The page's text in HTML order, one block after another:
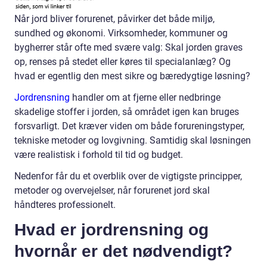
Når jord bliver forurenet, påvirker det både miljø,
sundhed og økonomi. Virksomheder, kommuner og
bygherrer står ofte med svære valg: Skal jorden graves
op, renses på stedet eller køres til specialanlæg? Og
hvad er egentlig den mest sikre og bæredygtige løsning?
Jordrensning handler om at fjerne eller nedbringe
skadelige stoffer i jorden, så området igen kan bruges
forsvarligt. Det kræver viden om både forureningstyper,
tekniske metoder og lovgivning. Samtidig skal løsningen
være realistisk i forhold til tid og budget.
Nedenfor får du et overblik over de vigtigste principper,
metoder og overvejelser, når forurenet jord skal
håndteres professionelt.
Hvad er jordrensning og
hvornår er det nødvendigt?